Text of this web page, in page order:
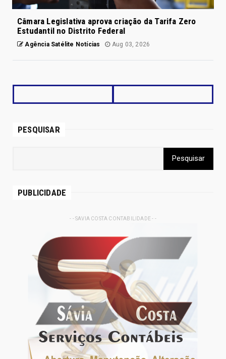
Câmara Legislativa aprova criação da Tarifa Zero
Estudantil no Distrito Federal
Agência Satélite Notícias Aug 03, 2026
PESQUISAR
PUBLICIDADE
- - SAVIA COSTA CONTABILIDADE - -